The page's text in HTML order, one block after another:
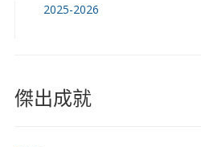
2025-2026
傑出成就